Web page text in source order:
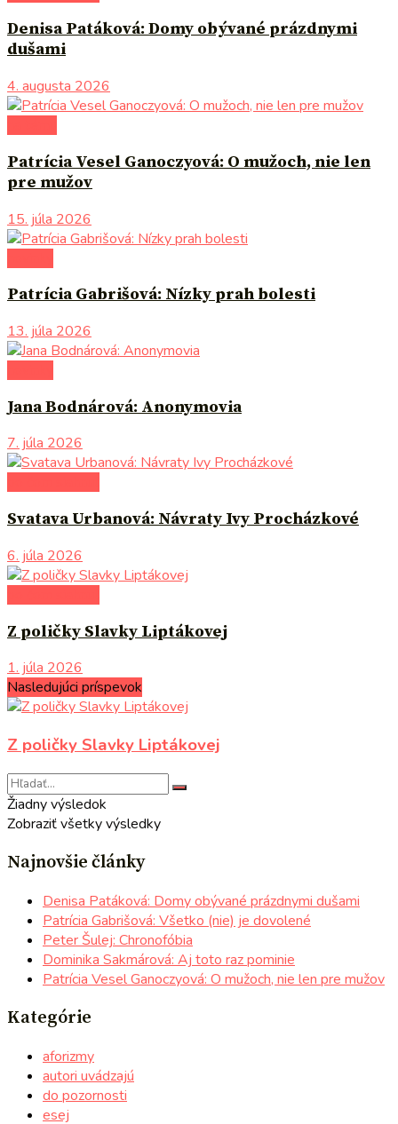
Denisa Patáková: Domy obývané prázdnymi
dušami
4. augusta 2026
Patrícia Vesel Ganoczyová: O mužoch, nie len
pre mužov
15. júla 2026
Patrícia Gabrišová: Nízky prah bolesti
13. júla 2026
Jana Bodnárová: Anonymovia
7. júla 2026
Svatava Urbanová: Návraty Ivy Procházkové
6. júla 2026
Z poličky Slavky Liptákovej
1. júla 2026
Nasledujúci príspevok
Z poličky Slavky Liptákovej
Žiadny výsledok
Zobraziť všetky výsledky
Najnovšie články
Denisa Patáková: Domy obývané prázdnymi dušami
Patrícia Gabrišová: Všetko (nie) je dovolené
Peter Šulej: Chronofóbia
Dominika Sakmárová: Aj toto raz pominie
Patrícia Vesel Ganoczyová: O mužoch, nie len pre mužov
Kategórie
aforizmy
autori uvádzajú
do pozornosti
esej